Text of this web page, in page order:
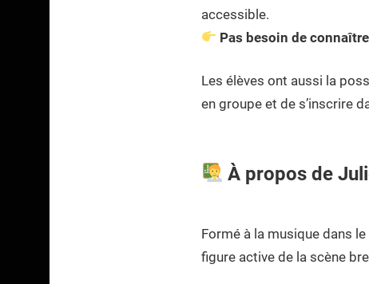
accessible.
Pas besoin de
Les élèves ont aussi la
en groupe et de s’inscrire
À propos de
Formé à la musique dans le
figure active de la scène